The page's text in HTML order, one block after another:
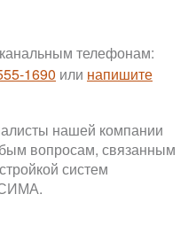
телефонам:
1690 или напишите
нашей компании
вопросам, связанным
систем